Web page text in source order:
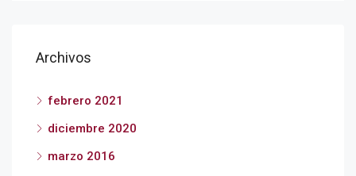
Archivos
febrero 2021
diciembre 2020
marzo 2016